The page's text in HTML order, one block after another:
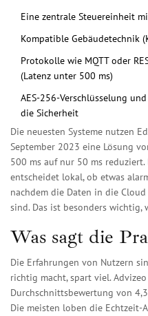
Eine zentrale Steuereinheit
Kompatible Gebäudetechnik
Protokolle wie MQTT oder
(Latenz unter 500 ms)
AES-256-Verschlüsselung
die Sicherheit
Die neuesten Systeme nutzen
September 2023 eine Lösung
500 ms auf nur 50 ms reduziert.
entscheidet lokal, ob etwas
nachdem die Daten in die
sind. Das ist besonders wichtig,
Was sagt die
Die Erfahrungen von Nutzern
richtig macht, spart viel.
Durchschnittsbewertung von
Die meisten loben die Echtzeit-